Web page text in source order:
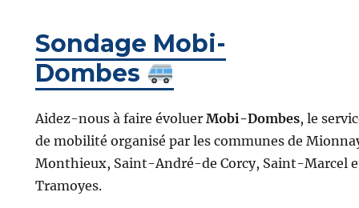
Sondage Mobi-
Dombes
Aidez-nous à faire évoluer Mobi-Dombes, le
de mobilité organisé par les communes de
Monthieux, Saint-André-de Corcy, Saint-Marcel
Tramoyes.